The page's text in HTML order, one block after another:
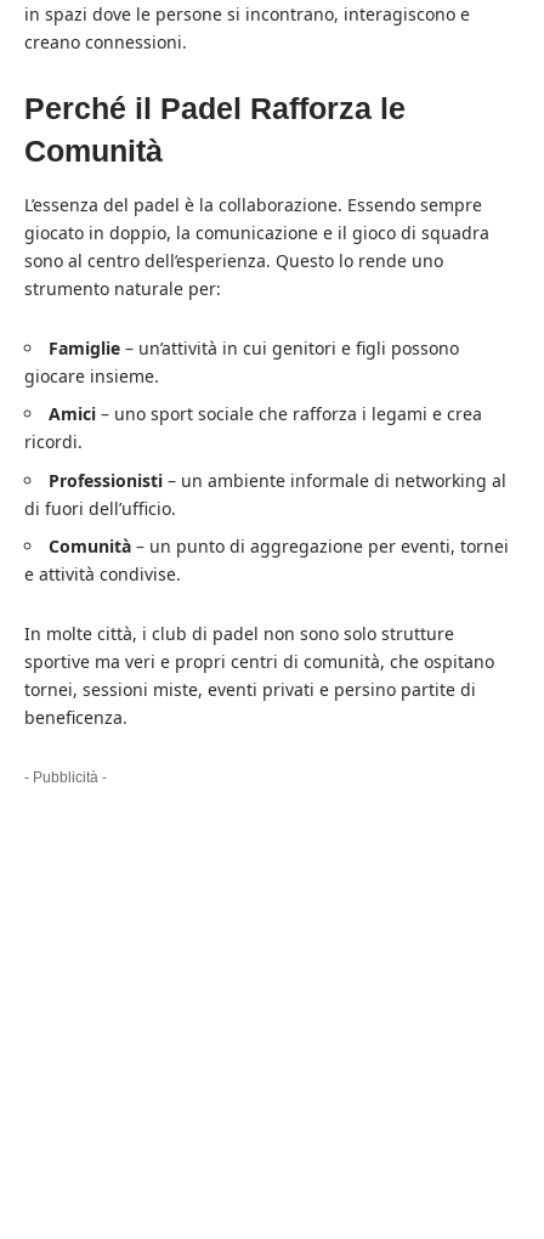
in spazi dove le persone si incontrano, interagiscono e
creano connessioni.
Perché il Padel Rafforza le
Comunità
L’essenza del padel è la collaborazione. Essendo sempre
giocato in doppio, la comunicazione e il gioco di squadra
sono al centro dell’esperienza. Questo lo rende uno
strumento naturale per:
Famiglie – un’attività in cui genitori e figli possono
giocare insieme.
Amici – uno sport sociale che rafforza i legami e crea
ricordi.
Professionisti – un ambiente informale di networking al
di fuori dell’ufficio.
Comunità – un punto di aggregazione per eventi, tornei
e attività condivise.
In molte città, i club di padel non sono solo strutture
sportive ma veri e propri centri di comunità, che ospitano
tornei, sessioni miste, eventi privati e persino partite di
beneficenza.
- Pubblicità -